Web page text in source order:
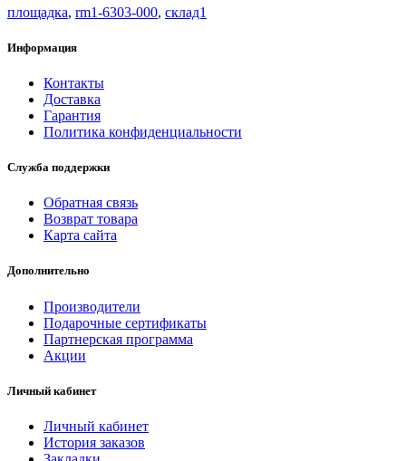
площадка, rm1-6303-000, склад1
Информация
Контакты
Доставка
Гарантия
Политика конфиденциальности
Служба поддержки
Обратная связь
Возврат товара
Карта сайта
Дополнительно
Производители
Подарочные сертификаты
Партнерская программа
Акции
Личный кабинет
Личный кабинет
История заказов